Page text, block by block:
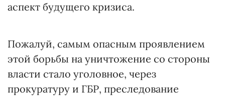
аспект будущего кризиса.
Пожалуй, самым опасным проявлением
этой борьбы на уничтожение со стороны
власти стало уголовное, через
прокуратуру и ГБР, преследование